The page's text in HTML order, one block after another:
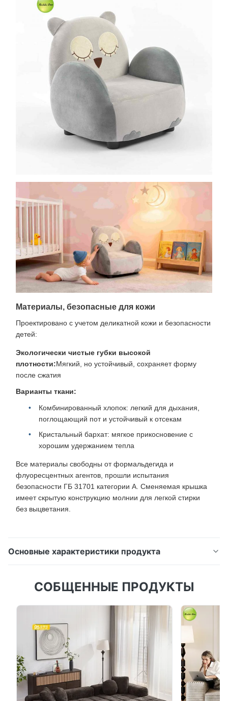
Материалы, безопасные для кожи
Проектировано с учетом деликатной кожи и безопасности
детей:
Экологически чистые губки высокой
плотности:Мягкий, но устойчивый, сохраняет форму
после сжатия
Варианты ткани:
Комбинированный хлопок: легкий для дыхания,
поглощающий пот и устойчивый к отсекам
Кристальный бархат: мягкое прикосновение с
хорошим удержанием тепла
Все материалы свободны от формальдегида и
флуоресцентных агентов, прошли испытания
безопасности ГБ 31701 категории А. Сменяемая крышка
имеет скрытую конструкцию молнии для легкой стирки
без выцветания.
Основные характеристики продукта
спящими глазами Плюшевый, уютный и
игровых комнат и детских садов, разработанный с
учетом безопасности и комфорта детей.
Безопасное детское совое кресло: милый дизайн с
многочисленными средствами защиты Этот диван
в ...
СОБЩЕННЫЕ ПРОДУКТЫ